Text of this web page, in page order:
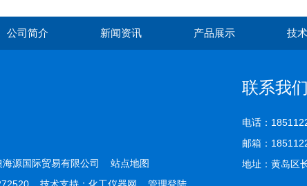
公司简介 新闻资讯 产品展示 技
海源国际贸易有限公司 站点地图
联系我们
电话：
邮箱：
地址：黄岛区